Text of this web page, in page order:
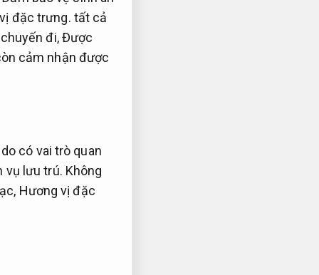
đặc trưng. tất cả
đi,Được
cảm nhận được
có vai trò quan
vụ lưu trú. Không
Hương vị đặc